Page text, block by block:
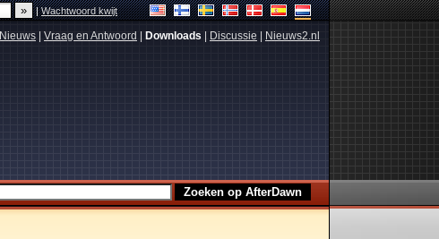
|Wachtwoord kwijt
Nieuws Vraag en Antwoord Downloads Discussie Nieuws2.nl